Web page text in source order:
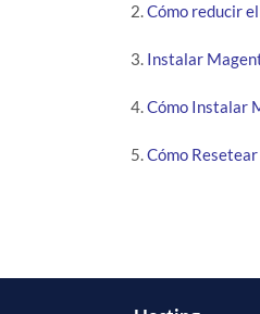
Cómo reducir
Instalar
Cómo Instalar
Cómo